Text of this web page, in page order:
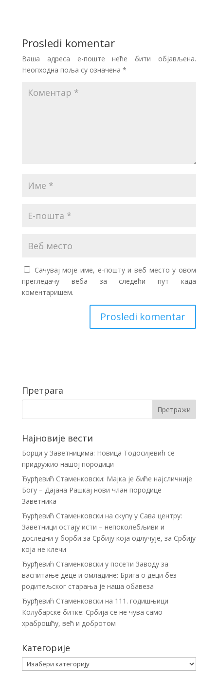
Prosledi komentar
Ваша адреса е-поште неће бити објављена.
Неопходна поља су означена *
Сачувај моје име, е-пошту и веб место у овом
прегледачу веба за следећи пут када
коментаришем.
Претрага
Најновије вести
Борци у Заветницима: Новица Тодосијевић се
придружио нашој породици
Ђурђевић Стаменковски: Мајка је биће најсличније
Богу – Дајана Рашкај нови члан породице
Заветника
Ђурђевић Стаменковски на скупу у Сава центру:
Заветници остају исти – непоколебљиви и
доследни у борби за Србију која одлучује, за Србију
која не клечи
Ђурђевић Стаменковски у посети Заводу за
васпитање деце и омладине: Брига о деци без
родитељског старања је наша обавеза
Ђурђевић Стаменковски на 111. годишњици
Колубарске битке: Србија се не чува само
храброшћу, већ и добротом
Категорије
Категорије